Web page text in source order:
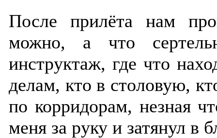
После прилёта нам
можно, а что
инструктаж, где что
делам, кто в столовую,
по корридорам, незная
меня за руку и затянул в